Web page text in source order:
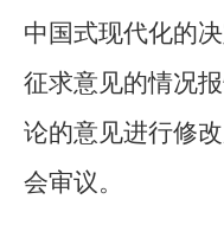
中国式现代化的
征求意见的情况
论的意见进行修
会审议。